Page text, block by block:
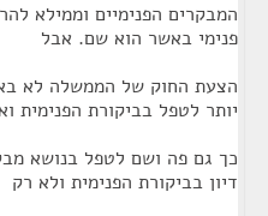
המבקרים הפנימיים וממילא
פנימי באשר הוא שם. אבל
הצעת החוק של הממשלה לא
יותר לטפל בביקורת הפנימית
כך גם פה ושם לטפל בנושא
דיון בביקורת הפנימית ולא רק